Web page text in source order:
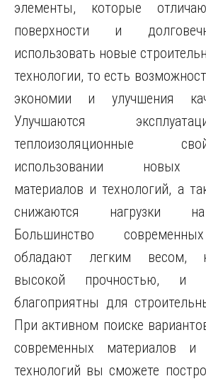
элементы, которые
поверхности и
использовать новые
технологии, то есть
экономии и улучшения
Улучшаются
теплоизоляционные
использовании новых
материалов и технологий, а
снижаются нагрузки
Большинство
обладают легким весом,
высокой прочностью, и
благоприятны для
При активном поиске
современных материалов и
технологий вы сможете